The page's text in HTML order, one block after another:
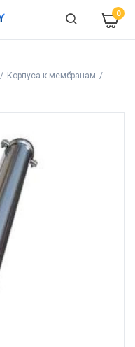
0
Корпуса к мембранам